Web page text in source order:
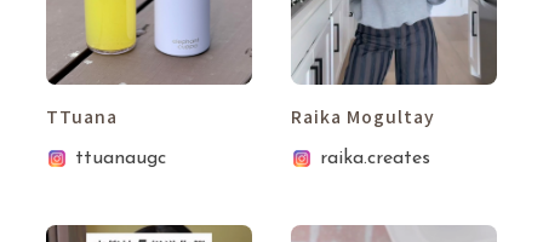
TTuana
ttuanaugc
Raika Mogultay
raika.creates